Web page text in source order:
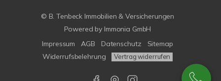
© B. Tenbeck Immobilien & Versicherungen
Powered by Immonia GmbH
Impressum
AGB Datenschutz
Sitemap
Widerrufsbelehrung
Vertrag widerrufen